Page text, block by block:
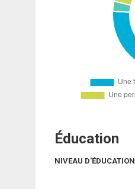
Éducation
NIVEAU D'ÉDUCATION